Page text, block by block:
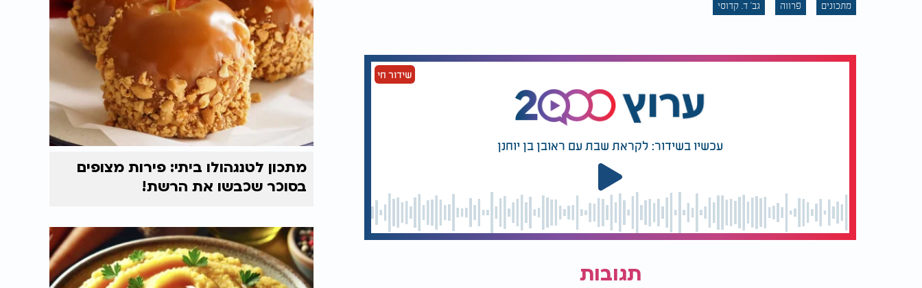
מתכונים פרווה גב' ד. קדוסי
שידור חי
עכשיו בשידור: לקראת שבת עם ראובן בן יוחנן
תגובות
מתכון לטנגהולו ביתי: פירות מצופים
בסוכר שכבשו את הרשת!